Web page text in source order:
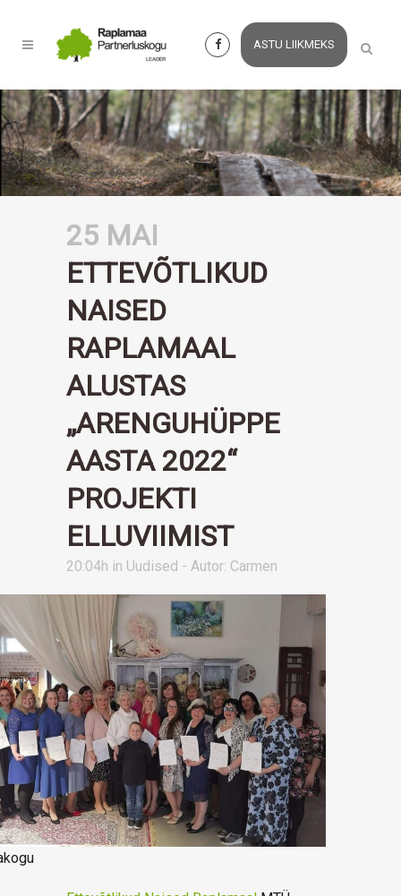
ASTU LIIKMEKS
25 MAI
ETTEVÕTLIKUD
NAISED
RAPLAMAAL
ALUSTAS
„ARENGUHÜPPE
AASTA 2022“
PROJEKTI
ELLUVIIMIST
20:04h in Uudised - Autor: Carmen